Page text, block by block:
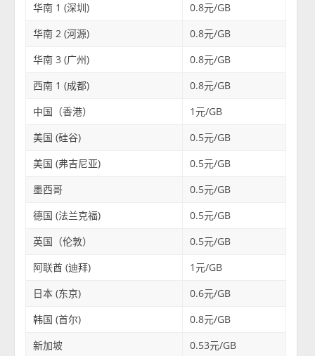
华南 1 (深圳)
0.8元/GB
华南 2 (河源)
0.8元/GB
华南 3 (广州)
0.8元/GB
西南 1 (成都)
0.8元/GB
中国（香港）
1元/GB
美国 (硅谷)
0.5元/GB
美国 (弗吉尼亚)
0.5元/GB
墨西哥
0.5元/GB
德国 (法兰克福)
0.5元/GB
英国（伦敦）
0.5元/GB
阿联酋 (迪拜)
1元/GB
日本 (东京)
0.6元/GB
韩国 (首尔)
0.8元/GB
新加坡
0.53元/GB